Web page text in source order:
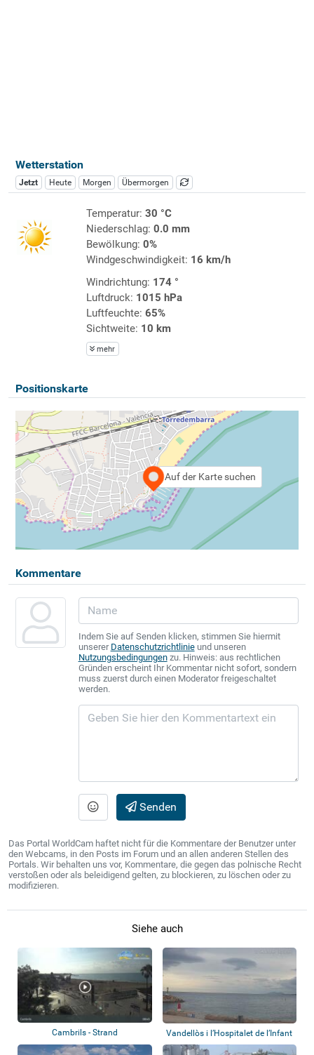
Wetterstation
Jetzt Heute Morgen Übermorgen
Temperatur: 30 °C
Niederschlag: 0.0 mm
Bewölkung: 0%
Windgeschwindigkeit: 16 km/h
Windrichtung: 174 °
Luftdruck: 1015 hPa
Luftfeuchte: 65%
Sichtweite: 10 km
mehr
Positionskarte
Auf der Karte suchen
Kommentare
Indem Sie auf Senden klicken, stimmen Sie hiermit
unserer Datenschutzrichtlinieund unseren
Nutzungsbedingungenzu. Hinweis: aus rechtlichen
Gründen erscheint Ihr Kommentar nicht sofort, sondern
muss zuerst durch einen Moderator freigeschaltet
werden.
Senden
Das Portal WorldCam haftet nicht für die Kommentare der Benutzer unter
den Webcams, in den Posts im Forum und an allen anderen Stellen des
Portals. Wir behalten uns vor, Kommentare, die gegen das polnische Recht
verstoßen oder als beleidigend gelten, zu blockieren, zu löschen oder zu
modifizieren.
Siehe auch
Cambrils - Strand Vandellòs i l’Hospitalet de l’Infant